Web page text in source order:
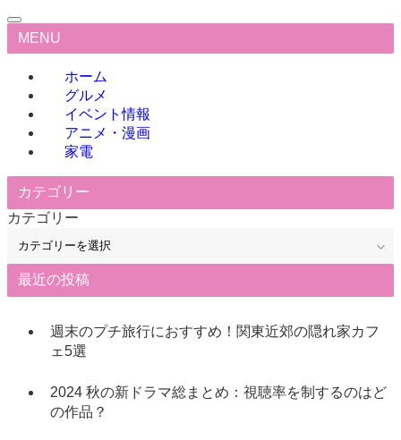
MENU
ホーム
グルメ
イベント情報
アニメ・漫画
家電
カテゴリー
カテゴリー
最近の投稿
週末のプチ旅行におすすめ！関東近郊の隠れ家カフ
ェ5選
2024 秋の新ドラマ総まとめ：視聴率を制するのはど
の作品？